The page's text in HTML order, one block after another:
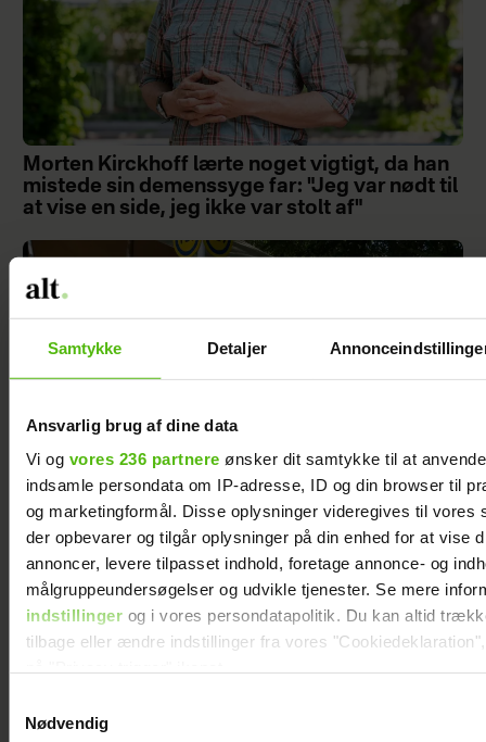
Samtykke Detaljer
Ansvarlig brug af dine data
Vi og vores 236 partnere ønsker dit samtykke til at
indsamle persondata om IP-adresse, ID og din browser til
og marketingformål. Disse oplysninger videregives til vores
der opbevarer og tilgår oplysninger på din enhed for at vise
annoncer, levere tilpasset indhold, foretage annonce- og
målgruppeundersøgelser og udvikle tjenester. Se mere
indstillingerog i vores persondatapolitik. Du kan altid
tilbage eller ændre indstillinger fra vores
Dine valg anvendes på hele websitet.
Nødvendig
Morten Kirckhoff lærte noget vigtigt, da han
mistede sin demenssyge far: "Jeg var nødt til
at vise en side, jeg ikke var stolt af"
Første gang: Kasper og Stephanie Fisker går
all-in